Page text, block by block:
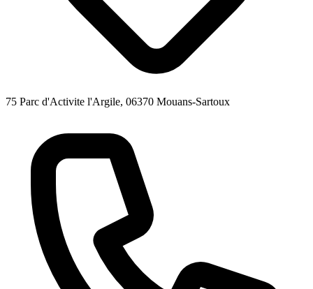
75 Parc d'Activite l'Argile, 06370 Mouans-Sartoux